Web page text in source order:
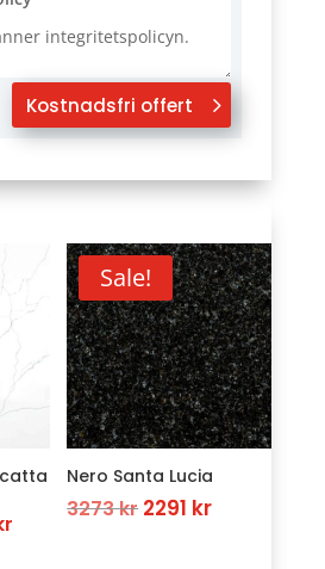
integritetspolicyn.
Kostnadsfri offert
Price
Sale!
Nero Santa Lucia
3273kr Original
2291 krCurrent